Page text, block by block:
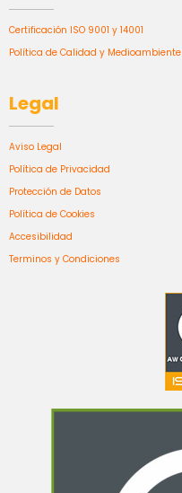
Certificación ISO 9001 y 14001
Política de Calidad y Medioambiente
Legal
Aviso Legal
Política de Privacidad
Protección de Datos
Política de Cookies
Accesibilidad
Terminos y Condiciones